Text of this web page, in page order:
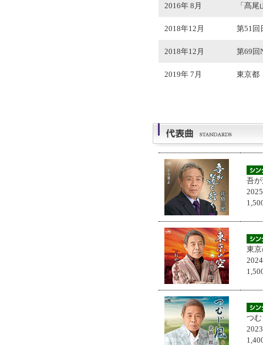
2016年 8月 「髙
2018年12月 第51回
2018年12月 第69回
2019年 7月 東京都
吾
東
つ